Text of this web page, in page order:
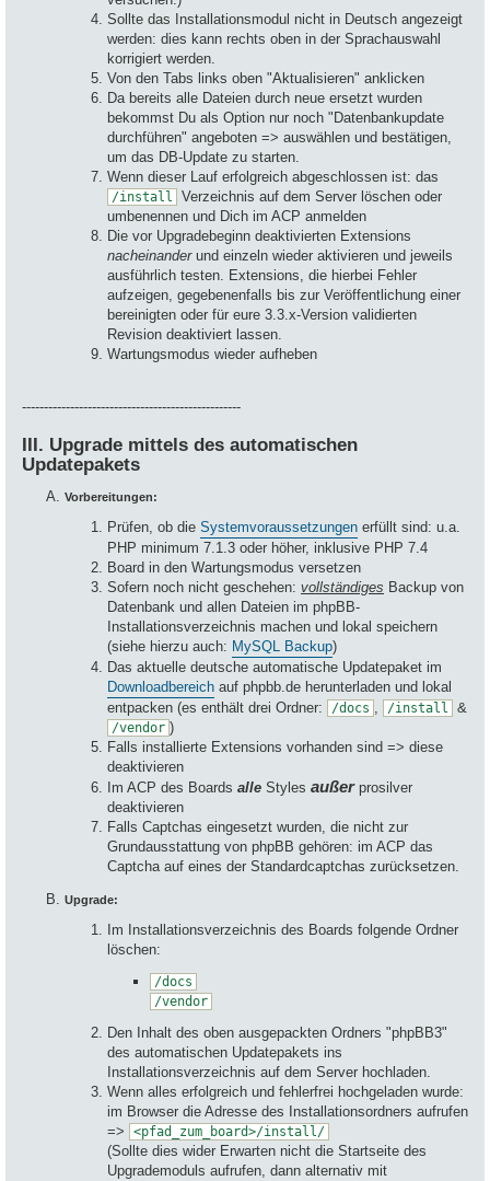
Sollte das Installationsmodul nicht in Deutsch angezeigt
werden: dies kann rechts oben in der Sprachauswahl
korrigiert werden.
Von den Tabs links oben "Aktualisieren" anklicken
Da bereits alle Dateien durch neue ersetzt wurden
bekommst Du als Option nur noch "Datenbankupdate
durchführen" angeboten => auswählen und bestätigen,
um das DB-Update zu starten.
Wenn dieser Lauf erfolgreich abgeschlossen ist: das
/install
Verzeichnis auf dem Server löschen oder
umbenennen und Dich im ACP anmelden
Die vor Upgradebeginn deaktivierten Extensions
nacheinanderund einzeln wieder aktivieren und jeweils
ausführlich testen. Extensions, die hierbei Fehler
aufzeigen, gegebenenfalls bis zur Veröffentlichung einer
bereinigten oder für eure 3.3.x-Version validierten
Revision deaktiviert lassen.
Wartungsmodus wieder aufheben
--------------------------------------------------
III. Upgrade mittels des automatischen
Updatepakets
Vorbereitungen:
Prüfen, ob die Systemvoraussetzungen erfüllt sind: u.a.
PHP minimum 7.1.3 oder höher, inklusive PHP 7.4
Board in den Wartungsmodus versetzen
Sofern noch nicht geschehen: vollständiges Backup von
Datenbank und allen Dateien im phpBB-
Installationsverzeichnis machen und lokal speichern
(siehe hierzu auch: MySQL Backup)
Das aktuelle deutsche automatische Updatepaket im
Downloadbereich auf phpbb.de herunterladen und lokal
entpacken (es enthält drei Ordner:
/docs , /install &
/vendor )
Falls installierte Extensions vorhanden sind => diese
deaktivieren
Im ACP des Boards alle Styles außerprosilver
deaktivieren
Falls Captchas eingesetzt wurden, die nicht zur
Grundausstattung von phpBB gehören: im ACP das
Captcha auf eines der Standardcaptchas zurücksetzen.
Upgrade:
Im Installationsverzeichnis des Boards folgende Ordner
löschen:
/docs
/vendor
Den Inhalt des oben ausgepackten Ordners "phpBB3"
des automatischen Updatepakets ins
Installationsverzeichnis auf dem Server hochladen.
Wenn alles erfolgreich und fehlerfrei hochgeladen wurde:
im Browser die Adresse des Installationsordners aufrufen
=>
<pfad_zum_board>/install/
(Sollte dies wider Erwarten nicht die Startseite des
Upgrademoduls aufrufen, dann alternativ mit